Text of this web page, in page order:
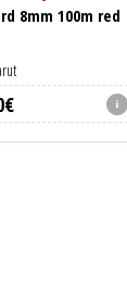
8mm 100m red
€